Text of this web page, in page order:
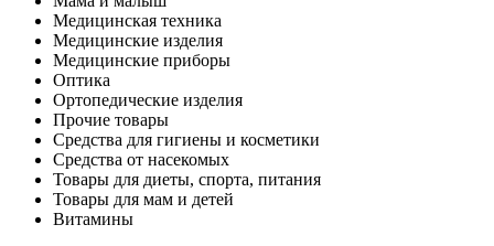
Медицинская техника
Медицинские изделия
Медицинские приборы
Оптика
Ортопедические изделия
Прочие товары
Средства для гигиены и косметики
Средства от насекомых
Товары для диеты, спорта, питания
Товары для мам и детей
Витамины